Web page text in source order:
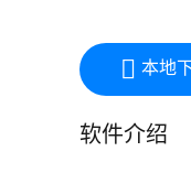
本地
软件介绍